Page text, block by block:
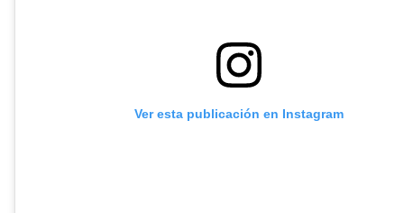
Ver esta publicación en Instagram